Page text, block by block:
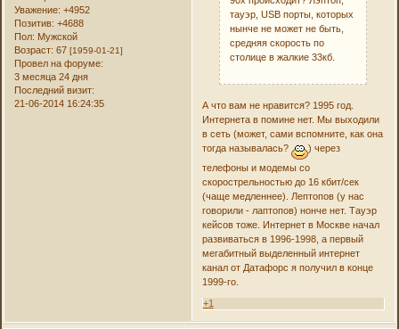
Уважение: +4952
Позитив: +4688
Пол: Мужской
Возраст: 67[1959-01-21]
Провел на форуме:
3 месяца 24 дня
Последний визит:
21-06-2014 16:24:35
тауэр, USB порты, которых
нынче не может не быть,
средняя скорость по
столице в жалкие 33кб.
А что вам не нравится? 1995 год.
Интернета в помине нет. Мы выходили
в сеть (может, сами вспомните, как она
тогда называлась?
) через
телефоны и модемы со
скорострельностью до 16 кбит/сек
(чаще медленнее). Лептопов (у нас
говорили - лаптопов) нонче нет. Тауэр
кейсов тоже. Интернет в Москве начал
развиваться в 1996-1998, а первый
мегабитный выделенный интернет
канал от Датафорс я получил в конце
1999-го.
+1